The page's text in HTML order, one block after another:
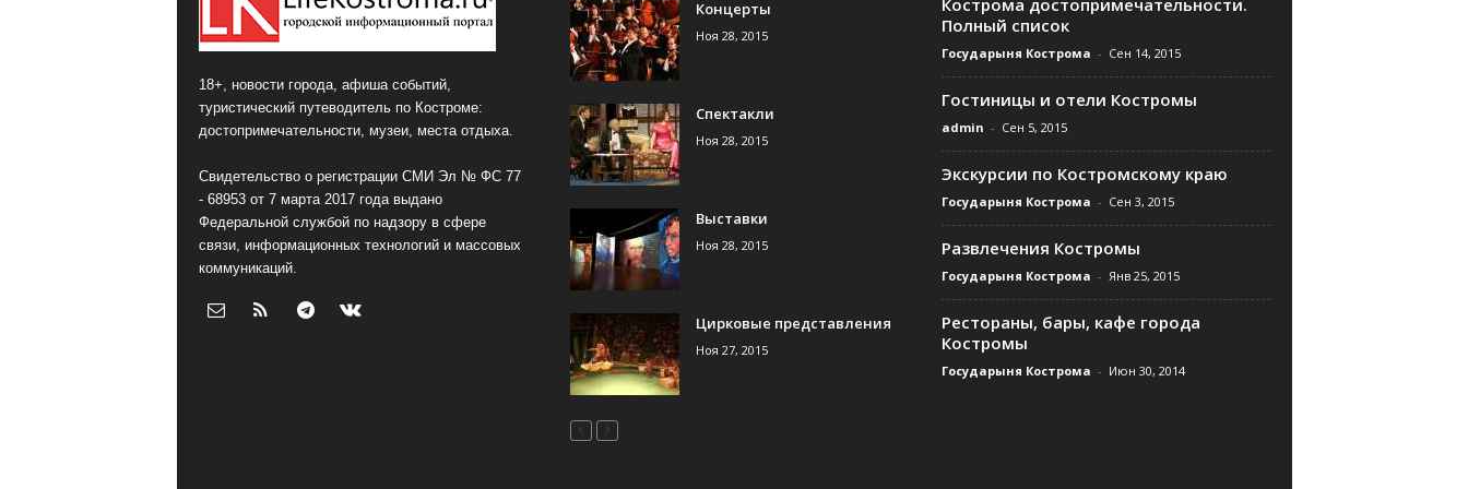
18+, новости города, афиша событий,
туристический путеводитель по Костроме:
достопримечательности, музеи, места отдыха.
Свидетельство о регистрации СМИ Эл № ФС 77
- 68953 от 7 марта 2017 года выдано
Федеральной службой по надзору в сфере
связи, информационных технологий и массовых
коммуникаций.
Концерты
Ноя 28, 2015
Спектакли
Ноя 28, 2015
Выставки
Ноя 28, 2015
Цирковые представления
Ноя 27, 2015
Полный список
Государыня Кострома - Сен 14, 2015
Гостиницы и отели Костромы
admin - Сен 5, 2015
Экскурсии по Костромскому краю
Государыня Кострома - Сен 3, 2015
Развлечения Костромы
Государыня Кострома - Янв 25, 2015
Рестораны, бары, кафе города
Костромы
Государыня Кострома - Июн 30, 2014